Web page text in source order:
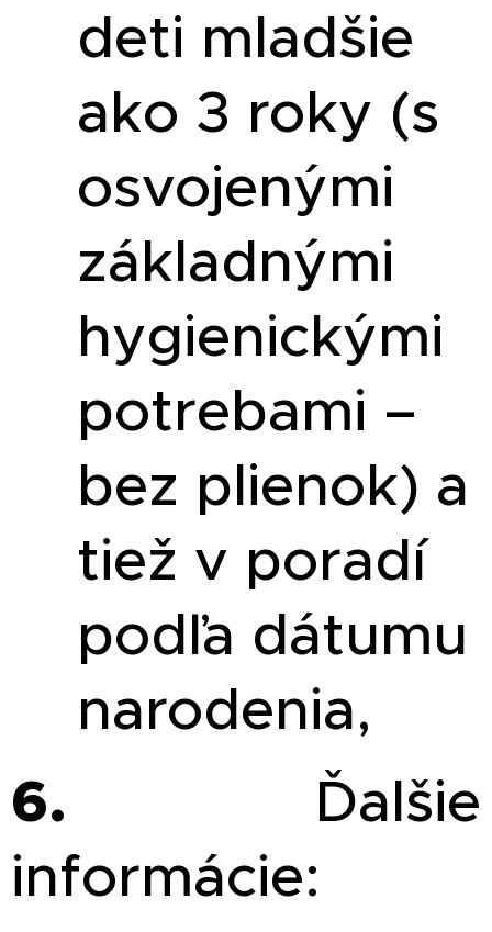
deti mladšie
ako 3 roky (s
osvojenými
základnými
hygienickými
potrebami –
bez plienok) a
tiež v poradí
podľa dátumu
narodenia,
6. Ďalšie
informácie: